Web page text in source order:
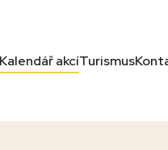
Kalendář akcíTurismus